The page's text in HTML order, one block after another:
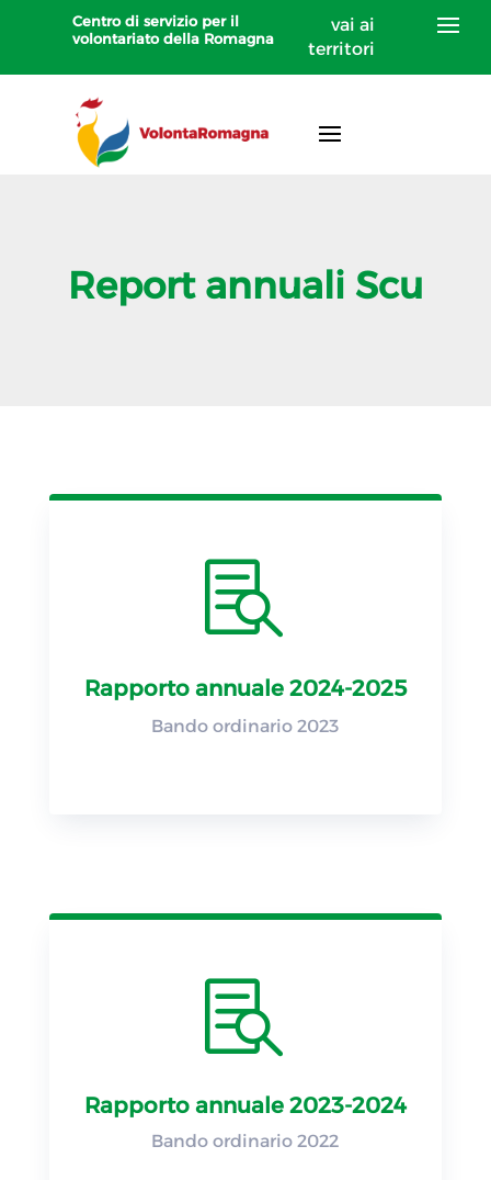
Centro di servizio per il
volontariato della Romagna
vai ai
territori
Report annuali Scu

Rapporto annuale 2024-2025
Bando ordinario 2023

Rapporto annuale 2023-2024
Bando ordinario 2022